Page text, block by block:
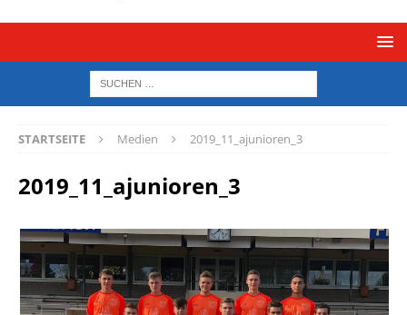
STARTSEITE Medien 2019_11_ajunioren_3
2019_11_ajunioren_3